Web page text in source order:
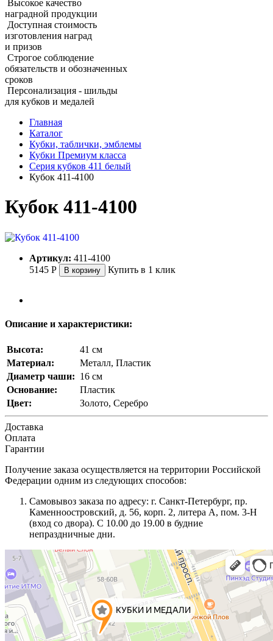
Высокое качество
наградной продукции
Доступная стоимость
изготовления наград
и призов
Строгое соблюдение
обязательств и обозначенных
сроков
Персонализация - шильды
для кубков и медалей
Главная
Каталог
Кубки, таблички, эмблемы
Кубки Премиум класса
Серия кубков 411 белый
Кубок 411‑4100
Кубок 411‑4100
Артикул: 411-4100
5145 Р В корзину Купить в 1 клик
Описание и характеристики:
Высота:
41 см
Материал:
Металл, Пластик
Диаметр чаши: 16 см
Основание:
Пластик
Цвет:
Золото, Серебро
Доставка
Оплата
Гарантии
Получение заказа осуществляется на территории Российской
Федерации одним из следующих способов:
Самовывоз заказа по адресу: г. Санкт-Петербург, пр.
Каменноостровский, д. 56, корп. 2, литера А, пом. 3-Н
(вход со двора). С 10.00 до 19.00 в будние
непраздничные дни.